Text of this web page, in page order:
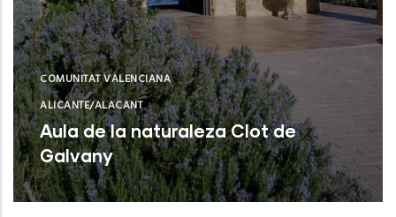
COMUNITAT VALENCIANA
ALICANTE/ALACANT
Aula de la naturaleza Clot de
Galvany
Elx (Alicante)